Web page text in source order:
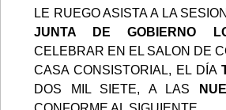
LE RUEGO ASISTA A LA
JUNTA DE GOBIERNO
CELEBRAR EN EL SALON DE
CASA CONSISTORIAL, EL DÍA
DOS MIL SIETE, A LAS